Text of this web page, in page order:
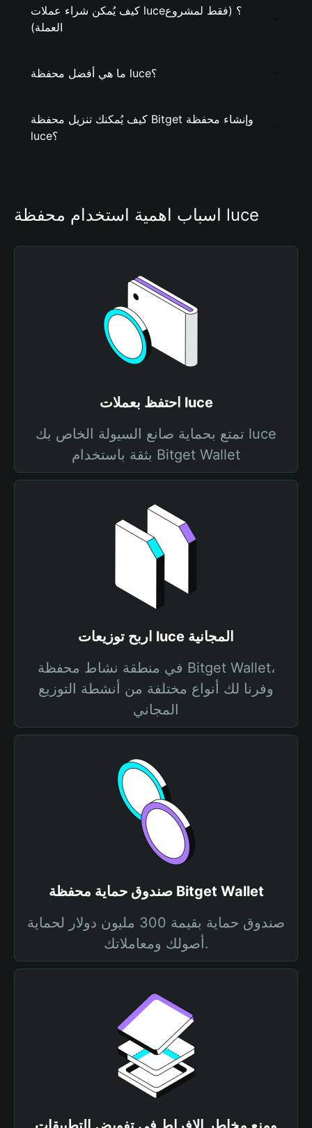
كيف يُمكن شراء عملات luce؟ (فقط لمشروع
العملة)
ما هي أفضل محفظة luce؟
كيف يُمكنك تنزيل محفظة Bitget وإنشاء محفظة
luce؟
أسباب أهمية استخدام محفظة luce
احتفظ بعملات luce
تمتع بحماية صانع السيولة الخاص بك luce
بثقة باستخدام Bitget Wallet
اربح توزيعات luce المجانية
في منطقة نشاط محفظة Bitget Wallet،
وفرنا لك أنواع مختلفة من أنشطة التوزيع
المجاني
صندوق حماية محفظة Bitget Wallet
صندوق حماية بقيمة 300 مليون دولار لحماية
أصولك ومعاملاتك.